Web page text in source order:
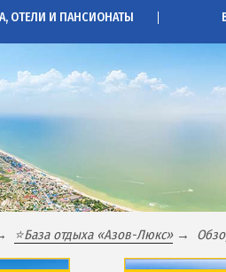
Кирилловке
И ОТЕЛИ КИРИЛЛОВКИ
Цены на
Проезд на
ОТЕЛИ И ПАНСИОНАТЫ
⭐База отдыха «Азов-Люкс»